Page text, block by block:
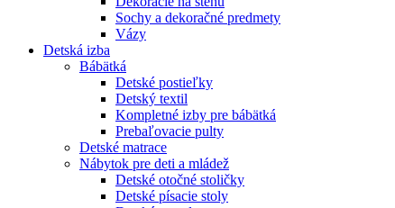
Sochy a dekoračné predmety
Vázy
Detská izba
Bábätká
Detské postieľky
Detský textil
Kompletné izby pre bábätká
Prebaľovacie pulty
Detské matrace
Nábytok pre deti a mládež
Detské otočné stoličky
Detské písacie stoly